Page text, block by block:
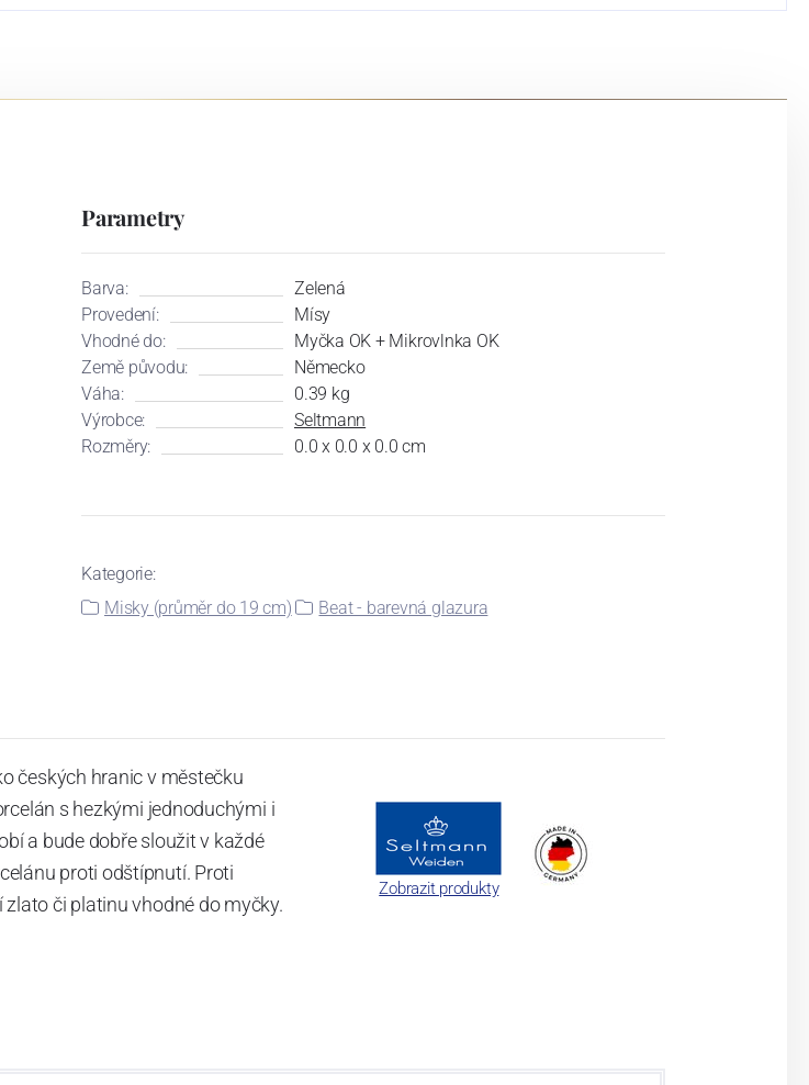
Parametry
Barva:
Zelená
Provedení:
Mísy
Vhodné do:
Myčka OK + Mikrovlnka OK
Země původu:
Německo
Váha:
0.39 kg
Výrobce:
Seltmann
Rozměry:
0.0 x 0.0 x 0.0 cm
Kategorie:
Misky (průměr do 19 cm)
Beat - barevná glazura
českých hranic v městečku
s hezkými jednoduchými i
a bude dobře sloužit v každé
proti odštípnutí. Proti
či platinu vhodné do myčky.
Zobrazit produkty